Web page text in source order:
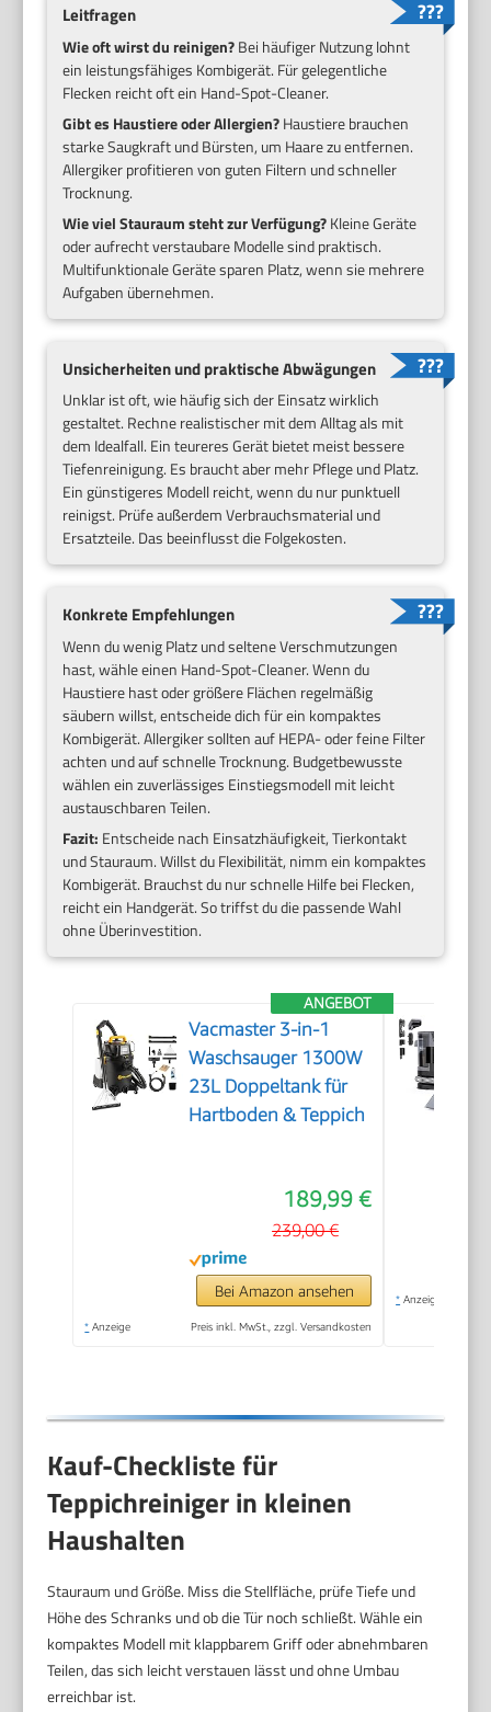
Leitfragen
Wie oft wirst du reinigen?Bei häufiger Nutzung lohnt
ein leistungsfähiges Kombigerät. Für gelegentliche
Flecken reicht oft ein Hand-Spot-Cleaner.
Gibt es Haustiere oder Allergien?Haustiere brauchen
starke Saugkraft und Bürsten, um Haare zu entfernen.
Allergiker profitieren von guten Filtern und schneller
Trocknung.
Wie viel Stauraum steht zur Verfügung?Kleine Geräte
oder aufrecht verstaubare Modelle sind praktisch.
Multifunktionale Geräte sparen Platz, wenn sie mehrere
Aufgaben übernehmen.
Unsicherheiten und praktische Abwägungen
Unklar ist oft, wie häufig sich der Einsatz wirklich
gestaltet. Rechne realistischer mit dem Alltag als mit
dem Idealfall. Ein teureres Gerät bietet meist bessere
Tiefenreinigung. Es braucht aber mehr Pflege und Platz.
Ein günstigeres Modell reicht, wenn du nur punktuell
reinigst. Prüfe außerdem Verbrauchsmaterial und
Ersatzteile. Das beeinflusst die Folgekosten.
Konkrete Empfehlungen
Wenn du wenig Platz und seltene Verschmutzungen
hast, wähle einen Hand-Spot-Cleaner. Wenn du
Haustiere hast oder größere Flächen regelmäßig
säubern willst, entscheide dich für ein kompaktes
Kombigerät. Allergiker sollten auf HEPA- oder feine Filter
achten und auf schnelle Trocknung. Budgetbewusste
wählen ein zuverlässiges Einstiegsmodell mit leicht
austauschbaren Teilen.
Fazit: Entscheide nach Einsatzhäufigkeit, Tierkontakt
und Stauraum. Willst du Flexibilität, nimm ein kompaktes
Kombigerät. Brauchst du nur schnelle Hilfe bei Flecken,
reicht ein Handgerät. So triffst du die passende Wahl
ohne Überinvestition.
ANGEBOT
Vacmaster 3-in-1
Waschsauger 1300W
23L Doppeltank für
Hartboden & Teppich
189,99 €
239,00 €
Bei Amazon ansehen
* Anzeige Preis inkl. MwSt., zzgl. Versandkosten
* Anzeige
Kauf-Checkliste für
Teppichreiniger in kleinen
Haushalten
Stauraum und Größe. Miss die Stellfläche, prüfe Tiefe und
Höhe des Schranks und ob die Tür noch schließt. Wähle ein
kompaktes Modell mit klappbarem Griff oder abnehmbaren
Teilen, das sich leicht verstauen lässt und ohne Umbau
erreichbar ist.